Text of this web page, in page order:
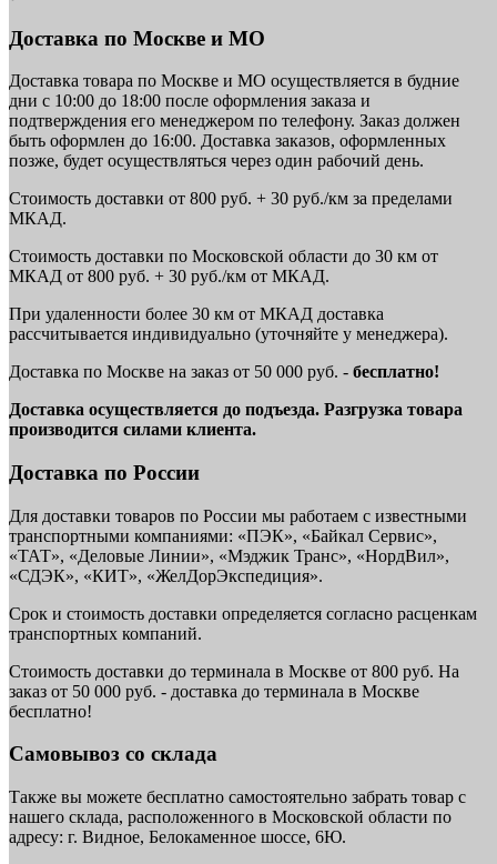
Доставка по Москве и МО
Доставка товара по Москве и МО осуществляется в будние
дни с 10:00 до 18:00 после оформления заказа и
подтверждения его менеджером по телефону. Заказ должен
быть оформлен до 16:00. Доставка заказов, оформленных
позже, будет осуществляться через один рабочий день.
Стоимость доставки от 800 руб. + 30 руб./км за пределами
МКАД.
Стоимость доставки по Московской области до 30 км от
МКАД от 800 руб. + 30 руб./км от МКАД.
При удаленности более 30 км от МКАД доставка
рассчитывается индивидуально (уточняйте у менеджера).
Доставка по Москве на заказ от 50 000 руб. - бесплатно!
Доставка осуществляется до подъезда. Разгрузка товара
производится силами клиента.
Доставка по России
Для доставки товаров по России мы работаем с известными
транспортными компаниями: «ПЭК», «Байкал Сервис»,
«ТАТ», «Деловые Линии», «Мэджик Транс», «НордВил»,
«СДЭК», «КИТ», «ЖелДорЭкспедиция».
Срок и стоимость доставки определяется согласно расценкам
транспортных компаний.
Стоимость доставки до терминала в Москве от 800 руб. На
заказ от 50 000 руб. - доставка до терминала в Москве
бесплатно!
Самовывоз со склада
Также вы можете бесплатно самостоятельно забрать товар с
нашего склада, расположенного в Московской области по
адресу: г. Видное, Белокаменное шоссе, 6Ю.